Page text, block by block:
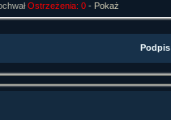
Ostrzeżenia: 0- Pokaż
Podpis